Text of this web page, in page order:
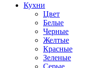
Кухни
Цвет
Белые
Черные
Желтые
Красные
Зеленые
Серые